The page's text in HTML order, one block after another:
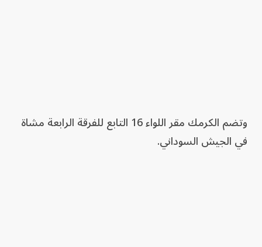
وتضم الكرمك مقر اللواء 16 التابع للفرقة الرابعة مشاة
في الجيش السوداني.